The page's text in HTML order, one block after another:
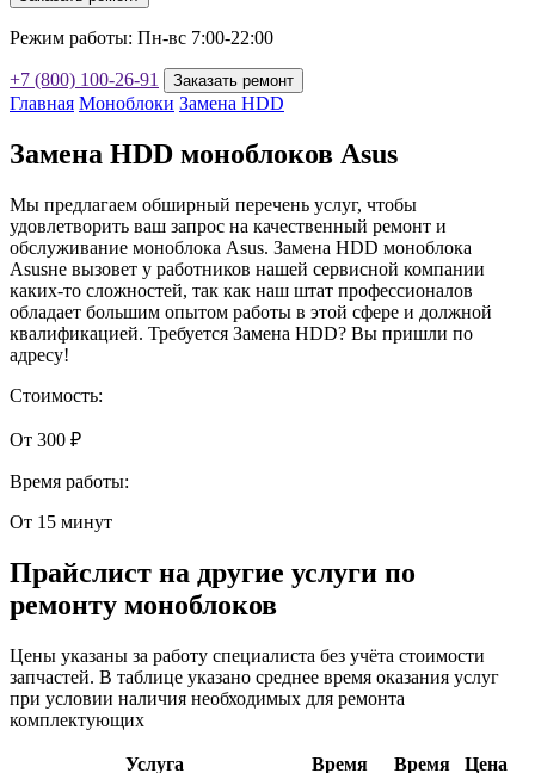
Режим работы: Пн-вс 7:00-22:00
+7 (800) 100-26-91 Заказать ремонт
Главная Моноблоки Замена HDD
Замена HDD моноблоков Asus
Мы предлагаем обширный перечень услуг, чтобы
удовлетворить ваш запрос на качественный ремонт и
обслуживание моноблока Asus. Замена HDD моноблока
Asusне вызовет у работников нашей сервисной компании
каких-то сложностей, так как наш штат профессионалов
обладает большим опытом работы в этой сфере и должной
квалификацией. Требуется Замена HDD? Вы пришли по
адресу!
Стоимость:
От 300 ₽
Время работы:
От 15 минут
Прайслист на другие услуги по
ремонту моноблоков
Цены указаны за работу специалиста без учёта стоимости
запчастей. В таблице указано среднее время оказания услуг
при условии наличия необходимых для ремонта
комплектующих
Услуга Время Время
Цена